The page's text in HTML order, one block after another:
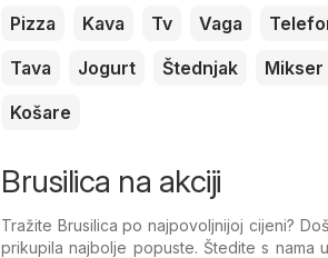
Pizza Kava Tv Vaga
Tava
Jogurt Štednjak Mikser
Košare
Brusilica na akciji
Tražite Brusilica po najpovoljnijoj cijeni?
prikupila najbolje popuste. Štedite s nama